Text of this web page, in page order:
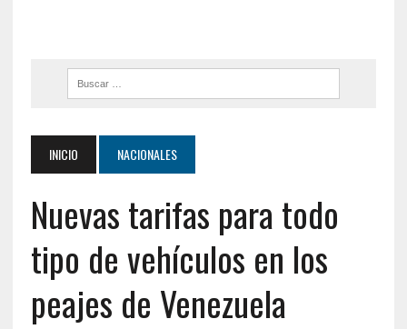
INICIO NACIONALES
Nuevas tarifas para todo
tipo de vehículos en los
peajes de Venezuela